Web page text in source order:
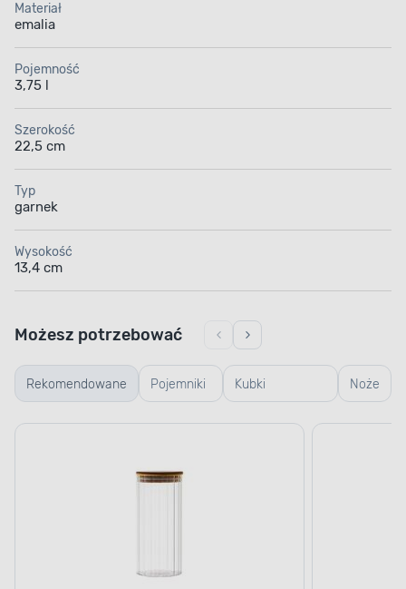
Materiał
emalia
Pojemność
3,75 l
Szerokość
22,5 cm
Typ
garnek
Wysokość
13,4 cm
Rekomendowane Pojemniki
szklane
Kubki
termiczne i
Noże
Możesz potrzebować